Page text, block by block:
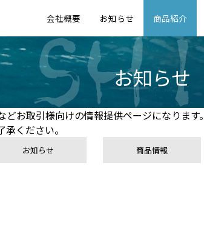
会社概要 お知らせ 商品紹介
お知らせ
お取引様向けの情報提供ページになります。
ください。
お知らせ 商品情報